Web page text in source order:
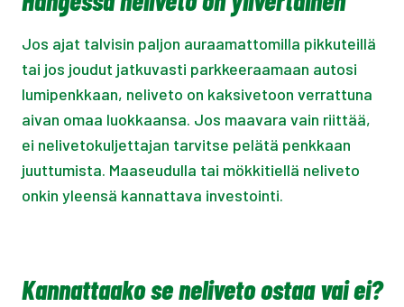
Jos ajat talvisin paljon auraamattomilla pikkuteillä
tai jos joudut jatkuvasti parkkeeraamaan autosi
lumipenkkaan, neliveto on kaksivetoon verrattuna
aivan omaa luokkaansa. Jos maavara vain riittää,
ei nelivetokuljettajan tarvitse pelätä penkkaan
juuttumista. Maaseudulla tai mökkitiellä neliveto
onkin yleensä kannattava investointi.
Kannattaako se neliveto ostaa vai ei?